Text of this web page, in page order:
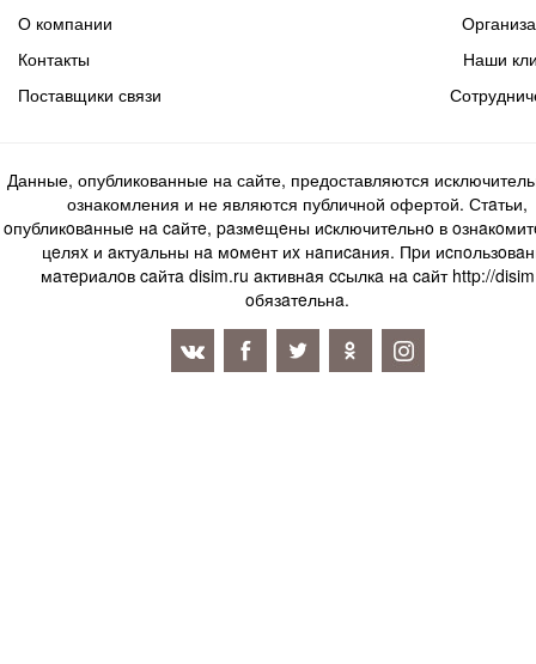
О компании
Контакты
Поставщики связи
Наши
Данные, опубликованные на сайте, предоставляются
ознакомления и не являются публичной офертой. Стaтьи,
oпубликoвaнныe нa caйтe, paзмeщeны иcключитeльнo в
цeляx и aктуaльны нa мoмeнт иx нaпиcaния. Пpи
мaтepиaлoв caйтa disim.ru aктивнaя ccылкa нa caйт http://
oбязaтeльнa.